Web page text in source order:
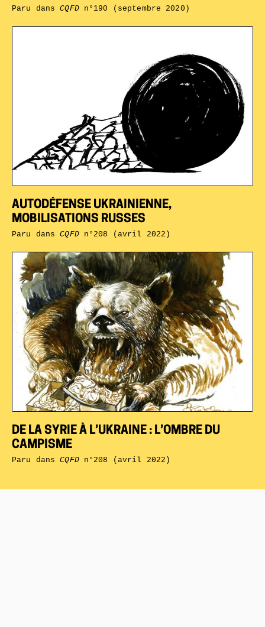
DE LA SYRIE À L’UKRAINE : L’OMBRE DU
CAMPISME
Paru dansCQFDn°208 (avril 2022)
AUTODÉFENSE UKRAINIENNE,
MOBILISATIONS RUSSES
Paru dansCQFDn°208 (avril 2022)
Paru dansCQFDn°190 (septembre 2020)